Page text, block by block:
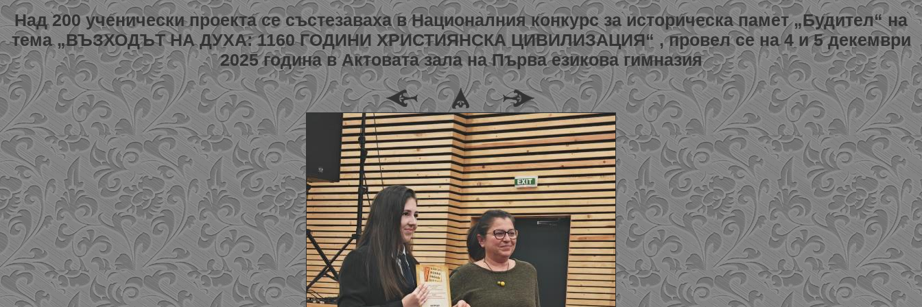
Над 200 ученически проекта се състезаваха в Националния конкурс за историческа памет „Будител“ на
тема „ВЪЗХОДЪТ НА ДУХА: 1160 ГОДИНИ ХРИСТИЯНСКА ЦИВИЛИЗАЦИЯ“ , провел се на 4 и 5 декември
2025 година в Актовата зала на Първа езикова гимназия